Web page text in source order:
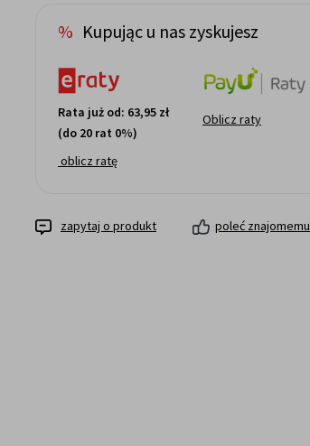
Kupując u nas zyskujesz
Rata już od: 63,95 zł
(do 20 rat 0%)
oblicz ratę
Oblicz raty
zapytaj o produkt poleć znajomemu